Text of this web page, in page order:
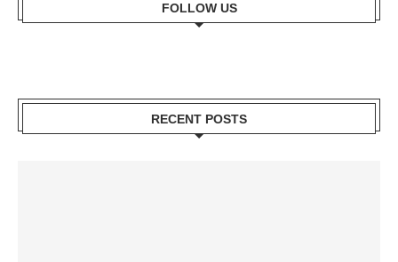
FOLLOW US
RECENT POSTS